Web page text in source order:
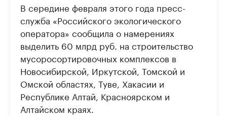
В середине февраля этого года пресс-
служба «Российского экологического
оператора» сообщила о намерениях
выделить 60 млрд руб. на строительство
мусоросортировочных комплексов в
Новосибирской, Иркутской, Томской и
Омской областях, Туве, Хакасии и
Республике Алтай, Красноярском и
Алтайском краях.